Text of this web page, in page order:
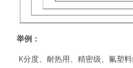
举例：
K分度、耐热用、精密级、氟塑料